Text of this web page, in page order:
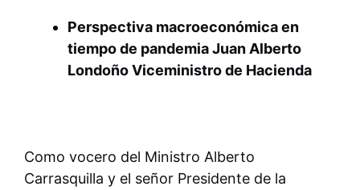
Perspectiva macroeconómica en
tiempo de pandemia Juan Alberto
Londoño Viceministro de Hacienda
Como vocero del Ministro Alberto
Carrasquilla y el señor Presidente de la